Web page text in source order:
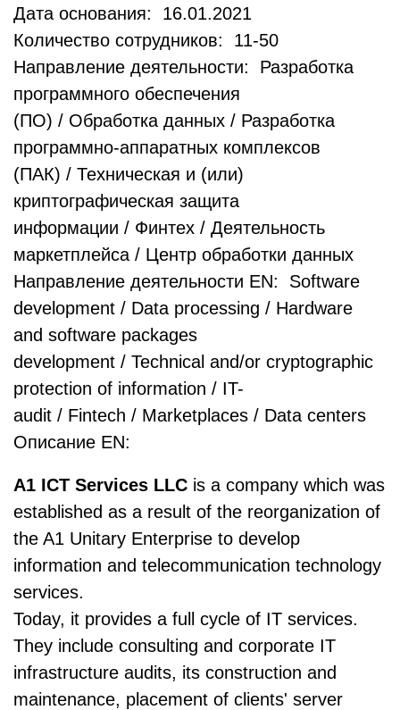
Дата основания: 16.01.2021
Количество сотрудников: 11-50
Направление деятельности: Разработка
программного обеспечения
(ПО) / Обработка данных / Разработка
программно-аппаратных комплексов
(ПАК) / Техническая и (или)
криптографическая защита
информации / Финтех / Деятельность
маркетплейса / Центр обработки данных
Направление деятельности EN: Software
development / Data processing / Hardware
and software packages
development / Technical and/or cryptographic
protection of information / IT-
audit / Fintech / Marketplaces / Data centers
Описание EN:
A1 ICT Services LLC is a company which was
established as a result of the reorganization of
the A1 Unitary Enterprise to develop
information and telecommunication technology
services.
Today, it provides a full cycle of IT services.
They include consulting and corporate IT
infrastructure audits, its construction and
maintenance, placement of clients' server